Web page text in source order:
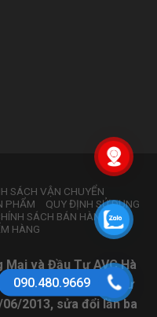
SÁCH VẬN CHUYỂN
PHẨM
QUY ĐỊNH SỬ DỤNG
SÁCH BÁN HÀNG
HÀNG
và Đầu Tư AVC Hà
Sở Kế hoạch và Đầu tư
2013, sửa đổi lần ba
090.480.9669